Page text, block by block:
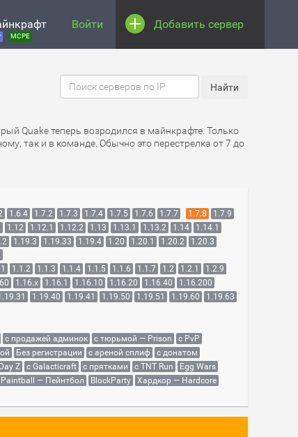
MCPE
Войти Добавить сервер
Quake теперь возродился в майнкрафте. Только
так и в команде. Обычно это перестрелка от 7 до
1.6.4 1.7.2 1.7.3 1.7.4 1.7.5 1.7.6 1.7.7 1.7.8
1.7.9
1.12 1.12.1 1.12.2 1.13 1.13.1 1.13.2 1.14
1.14.1
1.19.3 1.19.33 1.19.4 1.20 1.20.1 1.20.2
1.20.3
1.1.2 1.1.3 1.1.4 1.1.5 1.1.6 1.1.7 1.2 1.2.1
1.2.9
1.16.x 1.16.1 1.16.10 1.16.20 1.16.40
1.16.200
1.19.40 1.19.41 1.19.50 1.19.51 1.19.60
1.19.63
с продажей админок с тюрьмой — Prison
с PvP
Без регистрации с ареной сплиф
с донатом
Day Z с Galacticraft с прятками с TNT Run
Egg Wars
Paintball — Пейнтбол BlockParty
Хардкор — Hardcore